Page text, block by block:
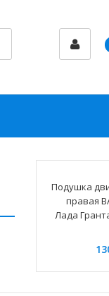
Подушка
правая
Лада